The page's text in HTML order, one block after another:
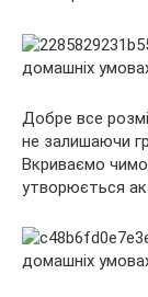
Добре все
не залишаючи
Вкриваємо
утворюється